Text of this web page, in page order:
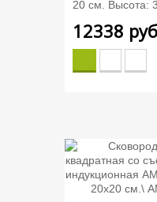
20 см. Высота:
12338